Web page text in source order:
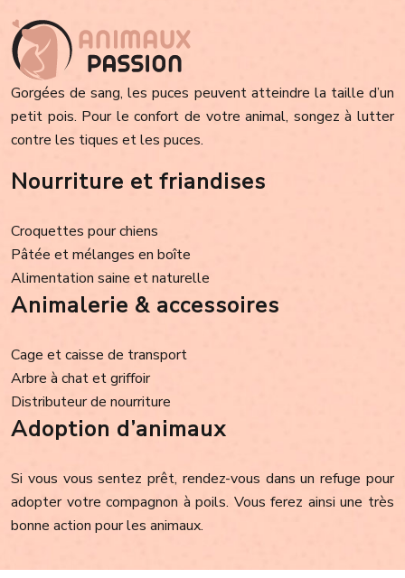
Gorgées de sang, les puces peuvent atteindre la taille d’un
petit pois. Pour le confort de votre animal, songez à lutter
contre les tiques et les puces.
Nourriture et friandises
Croquettes pour chiens
Pâtée et mélanges en boîte
Alimentation saine et naturelle
Animalerie & accessoires
Cage et caisse de transport
Arbre à chat et griffoir
Distributeur de nourriture
Adoption d’animaux
Si vous vous sentez prêt, rendez-vous dans un refuge pour
adopter votre compagnon à poils. Vous ferez ainsi une très
bonne action pour les animaux.